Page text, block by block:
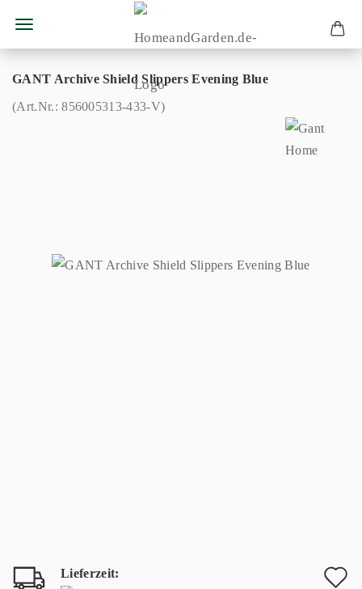
GANT Archive Shield Slippers Evening Blue
(Art.Nr.:856005313-433-V)
Lieferzeit: